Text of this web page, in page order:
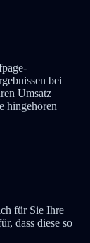
bei
Umsatz
hingehören
für Sie Ihre
dass diese so